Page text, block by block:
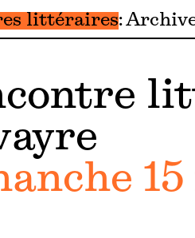
littéraires